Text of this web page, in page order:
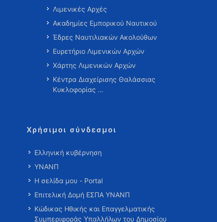
Λιμενικές Αρχές
Ακαδημίες Εμπορικού Ναυτικού
Έδρες Ναυτιλιακών Ακολούθων
Ευρετήριο Λιμενικών Αρχών
Χάρτης Λιμενικών Αρχών
Κέντρα Διαχείρισης Θαλάσσιας
Κυκλοφορίας …
Χρήσιμοι σύνδεσμοι
Ελληνική κυβέρνηση
ΥΝΑΝΠ
Η σελίδα μου - Portal
Επιτελική Δομή ΕΣΠΑ ΥΝΑΝΠ
Κώδικας Ηθικής και Επαγγελματικής
Συμπεριφοράς Υπαλλήλων του Δημοσίου